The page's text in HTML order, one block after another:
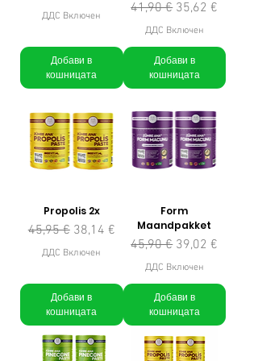
ДДС Включен
Добави в
кошницата
Редовна цена
41,90 € Продажна цена
35,62 €
ДДС Включен
Добави в
кошницата
Propolis 2x
Редовна цена
45,95 € Продажна цена
38,14 €
ДДС Включен
Добави в
кошницата
Form
Maandpakket
Редовна цена
45,90 € Продажна цена
39,02 €
ДДС Включен
Добави в
кошницата